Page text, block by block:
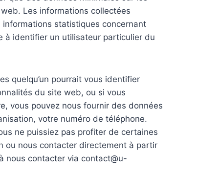
Les informations collectées
statistiques concernant
à identifier un utilisateur particulier du
quelqu’un pourrait vous identifier
du site web, ou si vous
vous pouvez nous fournir des données
votre numéro de téléphone.
ne puissiez pas profiter de certaines
ou nous contacter directement à partir
nous contacter via contact@u-